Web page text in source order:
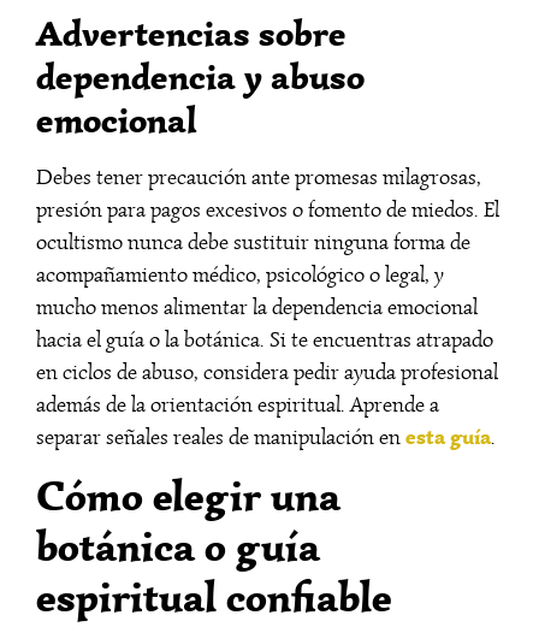
Advertencias sobre
dependencia y abuso
emocional
Debes tener precaución ante promesas milagrosas,
presión para pagos excesivos o fomento de miedos. El
ocultismo nunca debe sustituir ninguna forma de
acompañamiento médico, psicológico o legal, y
mucho menos alimentar la dependencia emocional
hacia el guía o la botánica. Si te encuentras atrapado
en ciclos de abuso, considera pedir ayuda profesional
además de la orientación espiritual. Aprende a
separar señales reales de manipulación enesta guía.
Cómo elegir una
botánica o guía
espiritual confiable